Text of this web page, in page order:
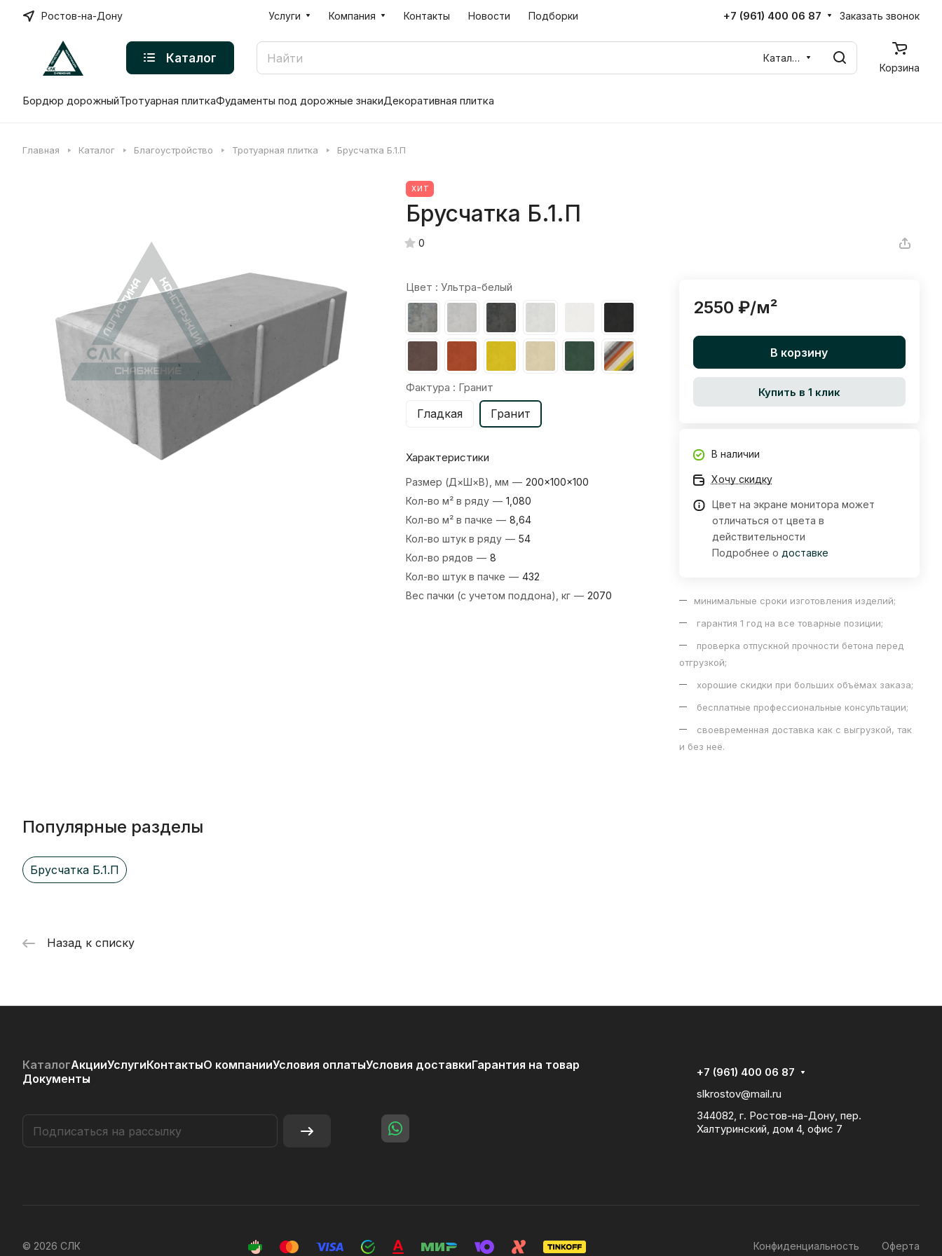
Ростов-на-Дону Услуги Компания Контакты Новости Подборки +7 (961) 400 06 87 Заказать звонок
Каталог
Каталог
Корзина
Бордюр дорожныйТротуарная плиткаФудаменты под дорожные знакиДекоративная плитка
Главная Каталог Благоустройство Тротуарная плитка Брусчатка Б.1.П
ХИТ
Брусчатка Б.1.П
0
Цвет : Ультра-белый
Фактура : Гранит
Гладкая Гранит
Характеристики
Размер (Д×Ш×В), мм — 200×100×100
Кол-во м² в ряду — 1,080
Кол-во м² в пачке — 8,64
Кол-во штук в ряду — 54
Кол-во рядов — 8
Кол-во штук в пачке — 432
Вес пачки (с учетом поддона), кг — 2070
2550 ₽/м²
В корзину
Купить в 1 клик
В наличии
Хочу скидку
Цвет на экране монитора может
отличаться от цвета в
действительности
Подробнее о доставке
минимальные сроки изготовления изделий;
гарантия 1 год на все товарные позиции;
проверка отпускной прочности бетона перед
отгрузкой;
хорошие скидки при больших объёмах заказа;
бесплатные профессиональные консультации;
своевременная доставка как с выгрузкой, так
и без неё.
Популярные разделы
Брусчатка Б.1.П
Назад к списку
КаталогАкцииУслугиКонтактыО компанииУсловия оплатыУсловия доставкиГарантия на товар
Документы
+7 (961) 400 06 87
slkrostov@mail.ru
344082, г. Ростов-на-Дону, пер.
Халтуринский, дом 4, офис 7
© 2026 СЛК Конфиденциальность Оферта